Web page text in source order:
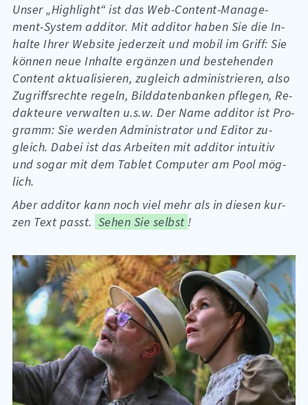
Un­ser „High­light“ ist das Web-Con­tent-Ma­nage­
ment-Sys­tem ad­di­tor. Mit ad­di­tor ha­ben Sie die In­
hal­te Ih­rer Web­site je­der­zeit und mo­bil im Griff: Sie
kön­nen neue In­hal­te er­gän­zen und be­ste­hen­den
Con­tent ak­tua­li­sie­ren, zu­gleich ad­mi­nis­trie­ren, also
Zu­griffs­rech­te re­geln, Bild­da­ten­ban­ken pfle­gen, Re­
dak­teu­re ver­wal­ten u.s.w. Der Name ad­di­tor ist Pro­
gramm: Sie wer­den Ad­mi­nis­tra­tor und Edi­tor zu­
gleich. Da­bei ist das Ar­bei­ten mit ad­di­tor in­tui­tiv
und so­gar mit dem Ta­blet Com­pu­ter am Pool mög­
lich.
Aber ad­di­tor kann noch viel mehr als in die­sen kur­
zen Text passt. Sehen Sie selbst !